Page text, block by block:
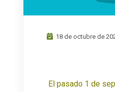
18 de octubre de
El pasado 1 de